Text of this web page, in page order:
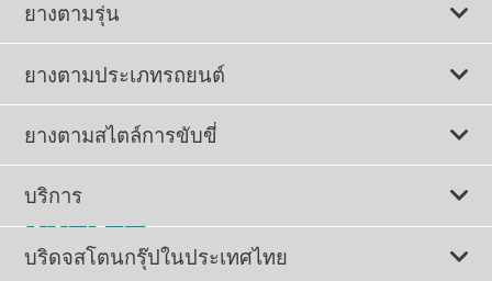
ยางตามรุ่น
ยางตามประเภทรถยนต์
ดูยางทั้งหมด
ยางรถยนต์นั่ง
ยางตามสไตล์การขับขี่
ยางรถยนต์นุ่มเงียบ
ยางสปอร์ตสมรรถนะสูง
บริการ
ติดต่อเรา
บริดจสโตนกรุ๊ปในประเทศไทย